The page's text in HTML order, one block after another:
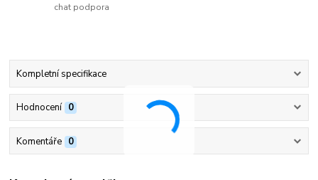
chat podpora
Kompletní specifikace
Hodnocení 0
Komentáře 0